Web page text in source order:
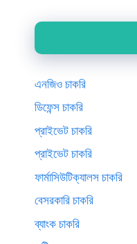
এনজিও চাকরি
ডিফেন্স চাকরি
প্রাইভেট চাকরি
প্রাইভেট চাকরি
ফার্মাসিউটিক্যালস চাকরি
বেসরকারি চাকরি
ব্যাংক চাকরি